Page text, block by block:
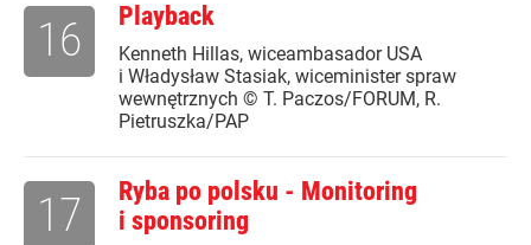
Playback
Kenneth Hillas, wiceambasador USA
i Władysław Stasiak, wiceminister spraw
wewnętrznych © T. Paczos/FORUM, R.
Pietruszka/PAP
16
Ryba po polsku - Monitoring
i sponsoring
17